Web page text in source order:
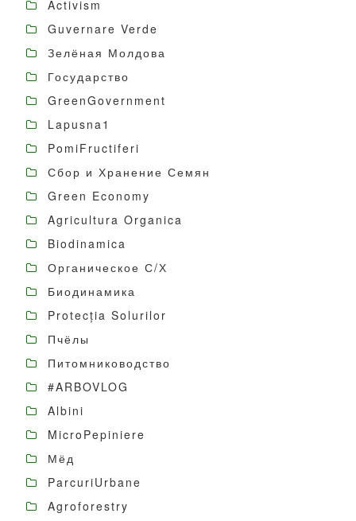
Activism
Guvernare Verde
Зелёная Молдова
Государство
GreenGovernment
Lapusna1
PomiFructiferi
Сбор и Хранение Семян
Green Economy
Agricultura Organica
Biodinamica
Органическое С/Х
Биодинамика
Protecția Solurilor
Пчёлы
Питомниководство
#ARBOVLOG
Albini
MicroPepiniere
Мёд
ParcuriUrbane
Agroforestry